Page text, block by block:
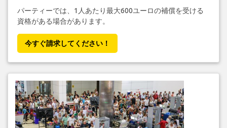
パーティーでは、1人あたり最大600ユーロの補償を受ける
資格がある場合があります。
今すぐ請求してください！